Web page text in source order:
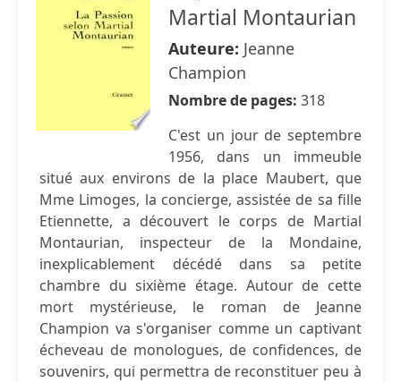
Martial Montaurian
Auteure: Jeanne
Champion
Nombre de pages: 318
C'est un jour de septembre
1956, dans un immeuble
situé aux environs de la place Maubert, que
Mme Limoges, la concierge, assistée de sa fille
Etiennette, a découvert le corps de Martial
Montaurian, inspecteur de la Mondaine,
inexplicablement décédé dans sa petite
chambre du sixième étage. Autour de cette
mort mystérieuse, le roman de Jeanne
Champion va s'organiser comme un captivant
écheveau de monologues, de confidences, de
souvenirs, qui permettra de reconstituer peu à